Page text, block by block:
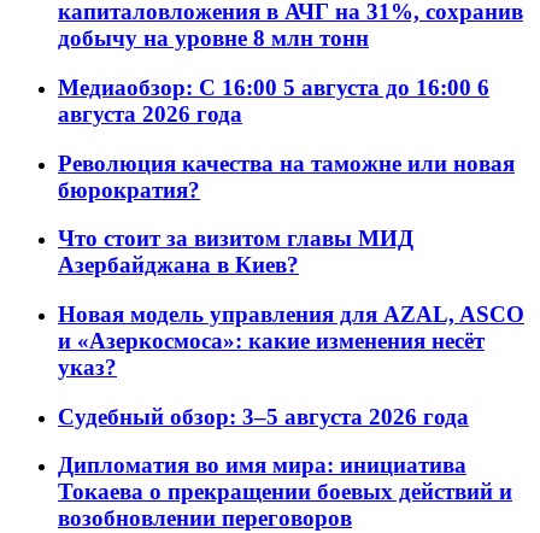
капиталовложения в АЧГ на 31%, сохранив
добычу на уровне 8 млн тонн
Медиаобзор: С 16:00 5 августа до 16:00 6
августа 2026 года
Революция качества на таможне или новая
бюрократия?
Что стоит за визитом главы МИД
Азербайджана в Киев?
Новая модель управления для AZAL, ASCO
и «Азеркосмоса»: какие изменения несёт
указ?
Судебный обзор: 3–5 августа 2026 года
Дипломатия во имя мира: инициатива
Токаева о прекращении боевых действий и
возобновлении переговоров